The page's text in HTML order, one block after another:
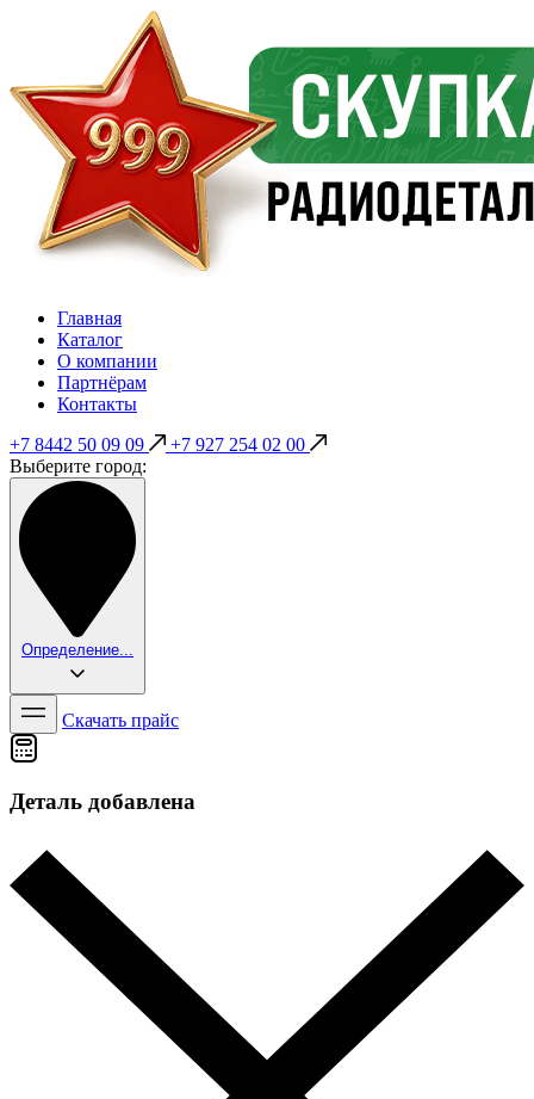
Главная
Каталог
О компании
Партнёрам
Контакты
+7 8442 50 09 09
+7 927 254 02 00
Выберите город:
Определение...
Скачать прайс
Деталь добавлена